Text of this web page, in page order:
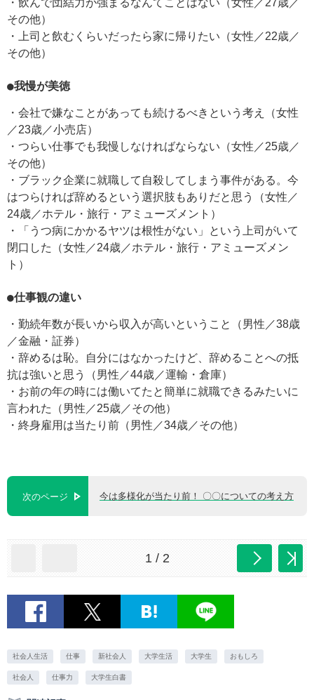
・飲んで団結力が強まるなんてことはない（女性／27歳／
その他）
・上司と飲むくらいだったら家に帰りたい（女性／22歳／
その他）
●我慢が美徳
・会社で嫌なことがあっても続けるべきという考え（女性
／23歳／小売店）
・つらい仕事でも我慢しなければならない（女性／25歳／
その他）
・ブラック企業に就職して自殺してしまう事件がある。今
はつらければ辞めるという選択肢もありだと思う（女性／
24歳／ホテル・旅行・アミューズメント）
・「うつ病にかかるヤツは根性がない」という上司がいて
閉口した（女性／24歳／ホテル・旅行・アミューズメン
ト）
●仕事観の違い
・勤続年数が長いから収入が高いということ（男性／38歳
／金融・証券）
・辞めるは恥。自分にはなかったけど、辞めることへの抵
抗は強いと思う（男性／44歳／運輸・倉庫）
・お前の年の時には働いてたと簡単に就職できるみたいに
言われた（男性／25歳／その他）
・終身雇用は当たり前（男性／34歳／その他）
次のページ 今は多様化が当たり前！ 〇〇についての考え方
1 / 2
社会人生活 仕事 新社会人 大学生活 大学生 おもしろ
社会人 仕事力 大学生白書